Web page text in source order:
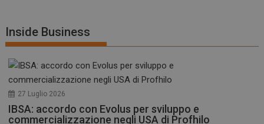
Inside Business
27 Luglio 2026
IBSA: accordo con Evolus per sviluppo e
commercializzazione negli USA di Profhilo